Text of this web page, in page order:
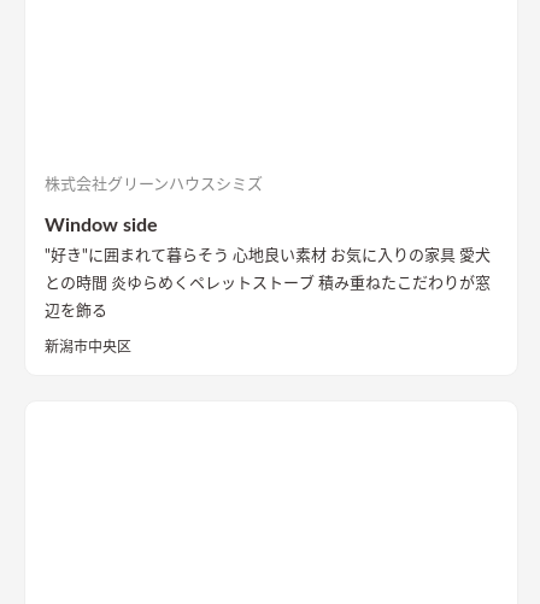
株式会社グリーンハウスシミズ
Window side
"好き"に囲まれて暮らそう 心地良い素材 お気に入りの家具 愛犬
との時間 炎ゆらめくペレットストーブ 積み重ねたこだわりが窓
辺を飾る
新潟市中央区